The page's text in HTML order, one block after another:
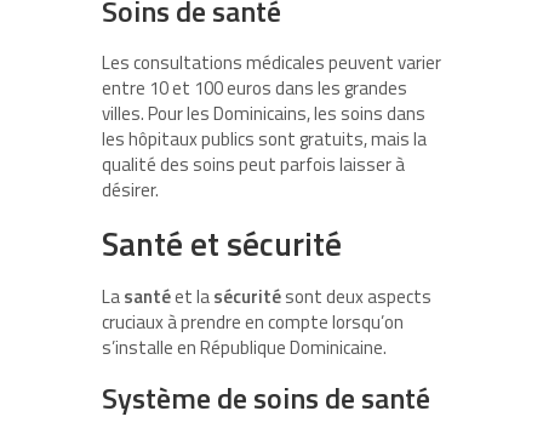
Soins de santé
Les consultations médicales peuvent varier
entre 10 et 100 euros dans les grandes
villes. Pour les Dominicains, les soins dans
les hôpitaux publics sont gratuits, mais la
qualité des soins peut parfois laisser à
désirer.
Santé et sécurité
Lasantéet lasécuritésont deux aspects
cruciaux à prendre en compte lorsqu’on
s’installe en République Dominicaine.
Système de soins de santé